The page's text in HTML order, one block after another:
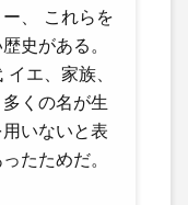
、 これらを
史がある。
エ、家族、
くの名が生
いないと表
たためだ。